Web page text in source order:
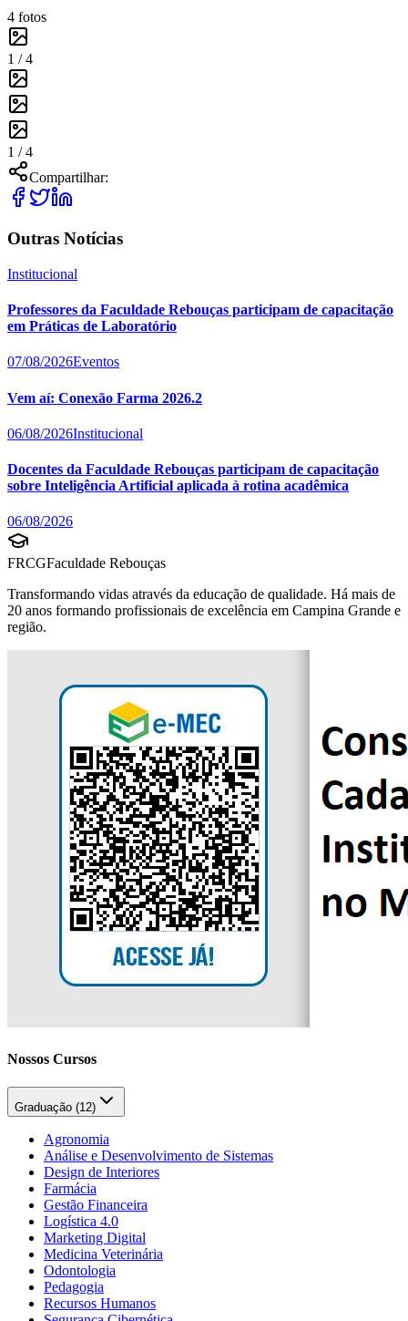
4 fotos
1 /4
1 /4
Compartilhar:
Outras Notícias
Institucional
Professores da Faculdade Rebouças participam de capacitação
em Práticas de Laboratório
07/08/2026Eventos
Vem aí: Conexão Farma 2026.2
06/08/2026Institucional
Docentes da Faculdade Rebouças participam de capacitação
sobre Inteligência Artificial aplicada à rotina acadêmica
06/08/2026
FRCGFaculdade Rebouças
Transformando vidas através da educação de qualidade. Há mais de
20 anos formando profissionais de excelência em Campina Grande e
região.
Nossos Cursos
Graduação (12)
Agronomia
Análise e Desenvolvimento de Sistemas
Design de Interiores
Farmácia
Gestão Financeira
Logística 4.0
Marketing Digital
Medicina Veterinária
Odontologia
Pedagogia
Recursos Humanos